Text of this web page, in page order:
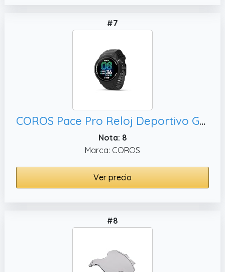
#7
COROS Pace Pro Reloj Deportivo GPS, Carrera (Negro)
Nota: 8
Marca: COROS
Ver precio
#8